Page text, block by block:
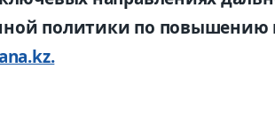
политики по повышению